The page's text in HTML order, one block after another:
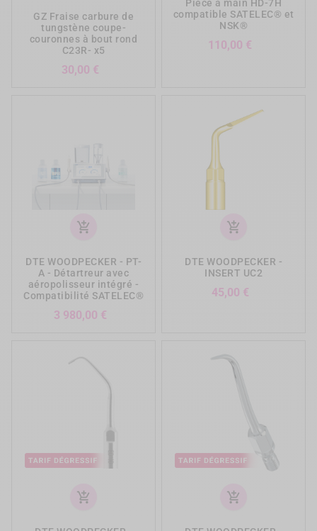
GZ Fraise carbure de
tungstène coupe-
couronnes à bout rond
C23R- x5
30,00 €
Pièce à main HD-7H
compatible SATELEC® et
NSK®
110,00 €
add_shopping_cart
DTE WOODPECKER - PT-
A - Détartreur avec
aéropolisseur intégré -
Compatibilité SATELEC®
3 980,00 €
add_shopping_cart
DTE WOODPECKER -
INSERT UC2
45,00 €
add_shopping_cart add_shopping_cart